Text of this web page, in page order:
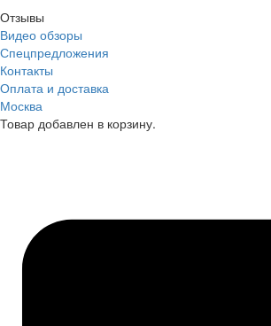
Отзывы
Видео обзоры
Спецпредложения
Контакты
Оплата и доставка
Москва
Товар добавлен в корзину.